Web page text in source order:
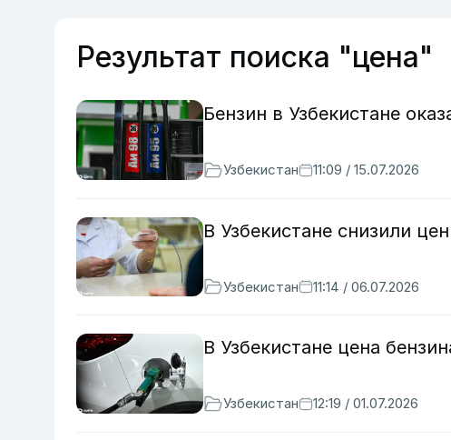
Результат поиска "цена"
Бензин в Узбекистане
Узбекистан 11:09 / 15.07.2026
В Узбекистане снизили
Узбекистан 11:14 / 06.07.2026
В Узбекистане цена
Узбекистан 12:19 / 01.07.2026